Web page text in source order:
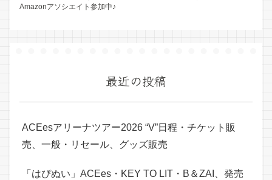
Amazonアソシエイト参加中♪
最近の投稿
ACEesアリーナツアー2026 “V”日程・チケット販
売、一般・リセール、グッズ販売
「はぴぬい」ACEes・KEY TO LIT・B＆ZAI、発売